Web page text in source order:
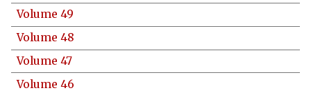
Volume 49
Volume 48
Volume 47
Volume 46